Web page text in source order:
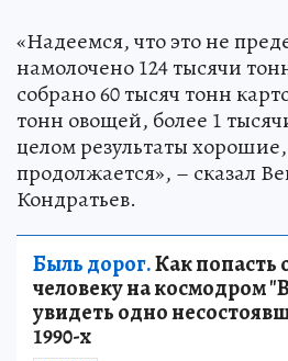
«Надеемся, что это не
намолочено 124 тысячи
собрано 60 тысяч тонн
тонн овощей, более 1
целом результаты
продолжается», – сказал
Кондратьев.
Быль дорог.Как попасть
человеку на космодром
увидеть одно
1990-х